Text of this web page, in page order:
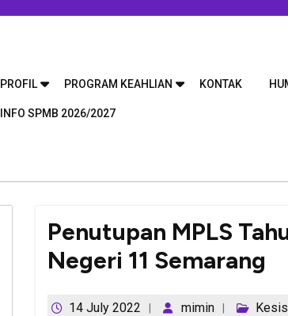
PROFIL PROGRAM KEAHLIAN KONTAK
INFO SPMB 2026/2027
Penutupan MPLS
Negeri 11 Semarang
14 July 2022 mimin